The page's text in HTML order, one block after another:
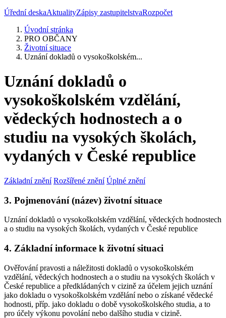
Úřední deskaAktualityZápisy zastupitelstvaRozpočet
Úvodní stránka
PRO OBČANY
Životní situace
Uznání dokladů o vysokoškolském...
Uznání dokladů o
vysokoškolském vzdělání,
vědeckých hodnostech a o
studiu na vysokých školách,
vydaných v České republice
Základní znění Rozšířené znění Úplné znění
3. Pojmenování (název) životní situace
Uznání dokladů o vysokoškolském vzdělání, vědeckých hodnostech
a o studiu na vysokých školách, vydaných v České republice
4. Základní informace k životní situaci
Ověřování pravosti a náležitosti dokladů o vysokoškolském
vzdělání, vědeckých hodnostech a o studiu na vysokých školách v
České republice a předkládaných v cizině za účelem jejich uznání
jako dokladu o vysokoškolském vzdělání nebo o získané vědecké
hodnosti, příp. jako dokladu o době vysokoškolského studia, a to
pro účely výkonu povolání nebo dalšího studia v cizině.